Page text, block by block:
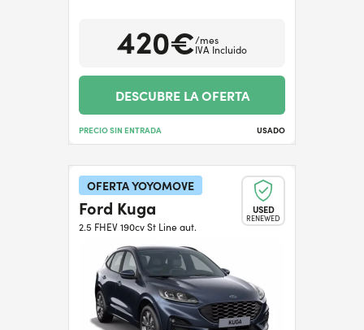
420€/mes
IVA Incluido
DESCUBRE LA OFERTA
PRECIO SIN ENTRADA USADO
OFERTA YOYOMOVE
USED
RENEWED
Ford Kuga
2.5 FHEV 190cv St Line aut.